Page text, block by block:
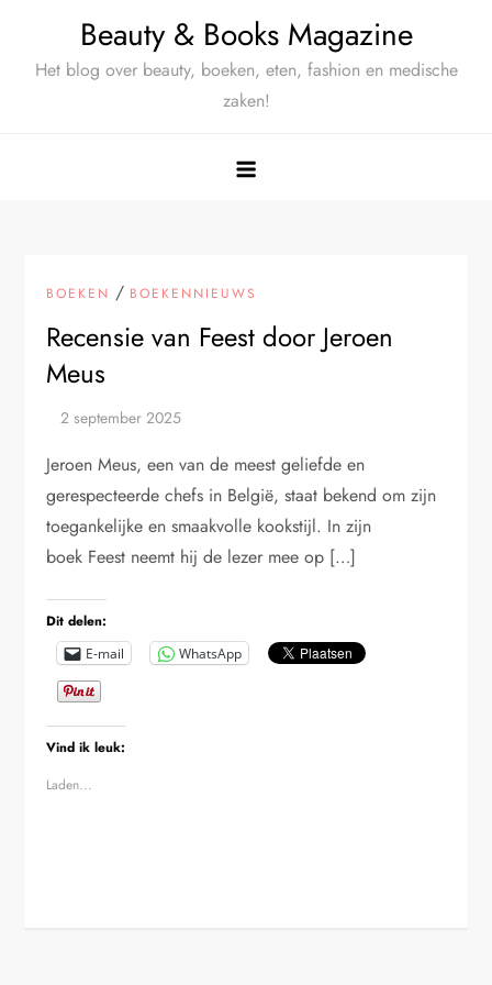
Beauty & Books Magazine
Het blog over beauty, boeken, eten, fashion en medische
zaken!
BOEKEN / BOEKENNIEUWS
Recensie van Feest door Jeroen
Meus
Jeroen Meus, een van de meest geliefde en
gerespecteerde chefs in België, staat bekend om zijn
toegankelijke en smaakvolle kookstijl. In zijn
boek Feest neemt hij de lezer mee op […]
Dit delen:
E-mail WhatsApp
Vind ik leuk:
Laden...